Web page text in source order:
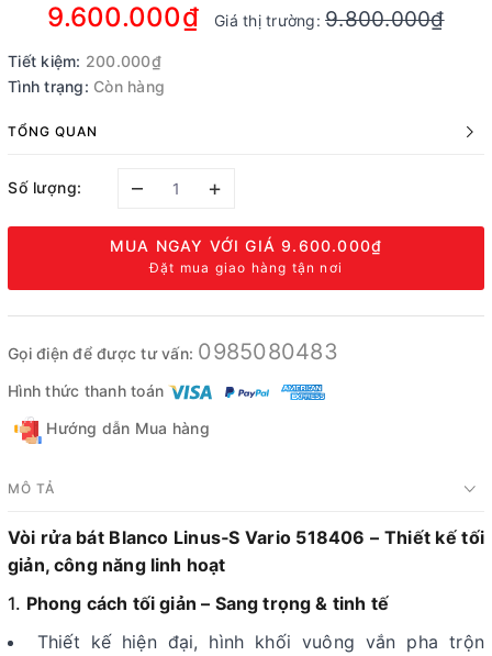
9.600.000₫ Giá thị trường:9.800.000₫
Tiết kiệm: 200.000₫
Tình trạng: Còn hàng
TỔNG QUAN
Số lượng: – +
MUA NGAY VỚI GIÁ 9.600.000₫
Đặt mua giao hàng tận nơi
Gọi điện để được tư vấn: 0985080483
Hình thức thanh toán
Hướng dẫn Mua hàng
MÔ TẢ
Vòi rửa bát Blanco Linus‑S Vario 518406 – Thiết kế tối
giản, công năng linh hoạt
1. Phong cách tối giản – Sang trọng & tinh tế
Thiết kế hiện đại, hình khối vuông vắn pha trộn